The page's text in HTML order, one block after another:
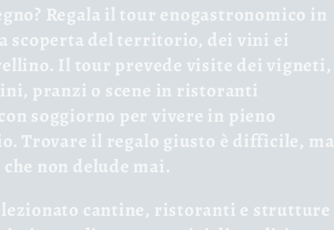
Regala il tour enogastronomico in
scoperta del territorio, dei vini ei
Il tour prevede visite dei vigneti,
pranzi o scene in ristoranti
soggiorno per vivere in pieno
Trovare il regalo giusto è difficile, ma
non delude mai.
cantine, ristoranti e strutture